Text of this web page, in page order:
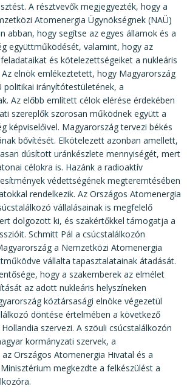
A résztvevők megjegyezték, hogy a
Atomenergia Ügynökségnek (NAÜ)
abban, hogy segítse az egyes államok és a
együttműködését, valamint, hogy az
és kötelezettségeiket a nukleáris
elnök emlékeztetett, hogy Magyarország
politikai irányítótestületének, a
Az előbb említett célok elérése érdekében
szereplők szorosan működnek együtt a
képviselőivel. Magyarország tervezi békés
bővítését. Elkötelezett azonban amellett,
dúsított uránkészlete mennyiségét, mert
célokra is. Hazánk a radioaktív
védettségének megteremtésében
rendelkezik. Az Országos Atomenergia
vállalásainak is megfelelő
dolgozott ki, és szakértőkkel támogatja a
Schmitt Pál a csúcstalálkozón
a Nemzetközi Atomenergia
vállalta tapasztalatainak átadását.
hogy a szakemberek az elmélet
az adott nukleáris helyszíneken
köztársasági elnöke végezetül
döntése értelmében a következő
szervezi. A szöuli csúcstalálkozón
kormányzati szervek, a
Országos Atomenergia Hivatal és a
megkezdte a felkészülést a